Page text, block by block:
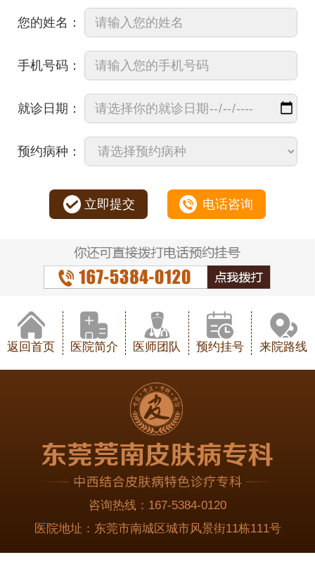
您的姓名：
手机号码：
就诊日期：
预约病种：
立即提交 电话咨询
返回首页 医院简介 医师团队 预约挂号 来院路线
咨询热线： 167-5384-0120
医院地址： 东莞市南城区城市风景街11栋111号